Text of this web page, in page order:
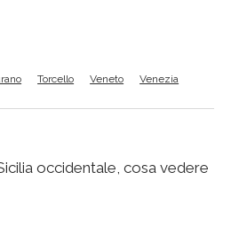
Torcello Veneto Venezia
occidentale, cosa vedere